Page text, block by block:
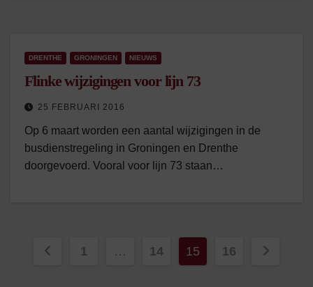
DRENTHE GRONINGEN NIEUWS
Flinke wijzigingen voor lijn 73
25 FEBRUARI 2016
Op 6 maart worden een aantal wijzigingen in de
busdienstregeling in Groningen en Drenthe
doorgevoerd. Vooral voor lijn 73 staan…
Berichten
1 … 14 15 16